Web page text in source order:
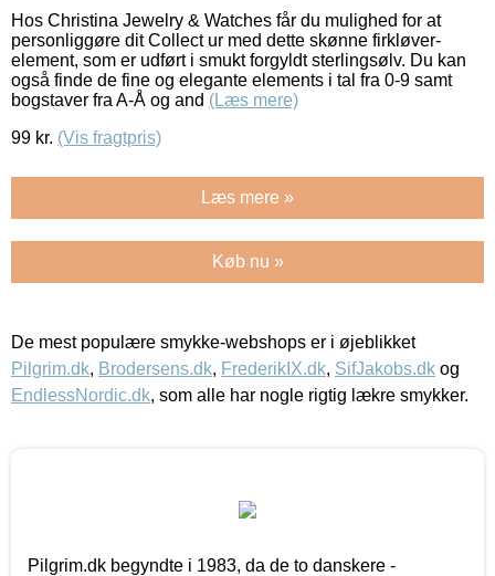
Hos Christina Jewelry & Watches får du mulighed for at
personliggøre dit Collect ur med dette skønne firkløver-
element, som er udført i smukt forgyldt sterlingsølv. Du kan
også finde de fine og elegante elements i tal fra 0-9 samt
bogstaver fra A-Å og and (Læs mere)
99 kr. (Vis fragtpris)
Læs mere »
Køb nu »
De mest populære smykke-webshops er i øjeblikket
Pilgrim.dk, Brodersens.dk, FrederikIX.dk, SifJakobs.dk og
EndlessNordic.dk, som alle har nogle rigtig lækre smykker.
Pilgrim.dk begyndte i 1983, da de to danskere -